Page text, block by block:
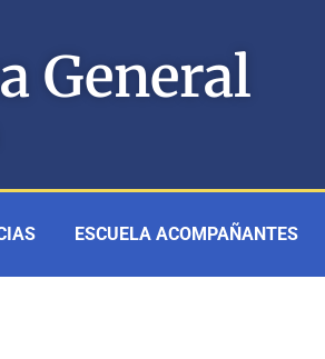
General
ESCUELA ACOMPAÑANTES